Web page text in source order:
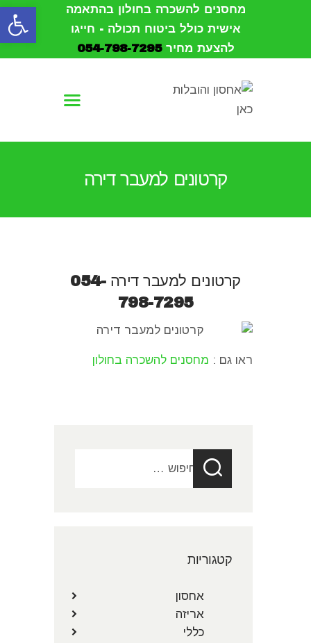
מחסנים להשכרה בחולון בהתאמה
אישית כולל ביטוח תכולה - חייגו
להצעת מחיר054-798-7295
קרטונים למעבר דירה
הובלות
אחסון
קרטונים למעבר דירה054-
798-7295
ראו גם : מחסנים להשכרה בחולון
חיפוש:
קטגוריות
אחסון
אריזה
כללי
פתח סרגל נגישות